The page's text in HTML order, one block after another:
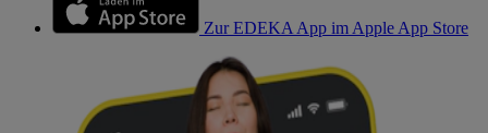
Zur EDEKA App im Apple App Store